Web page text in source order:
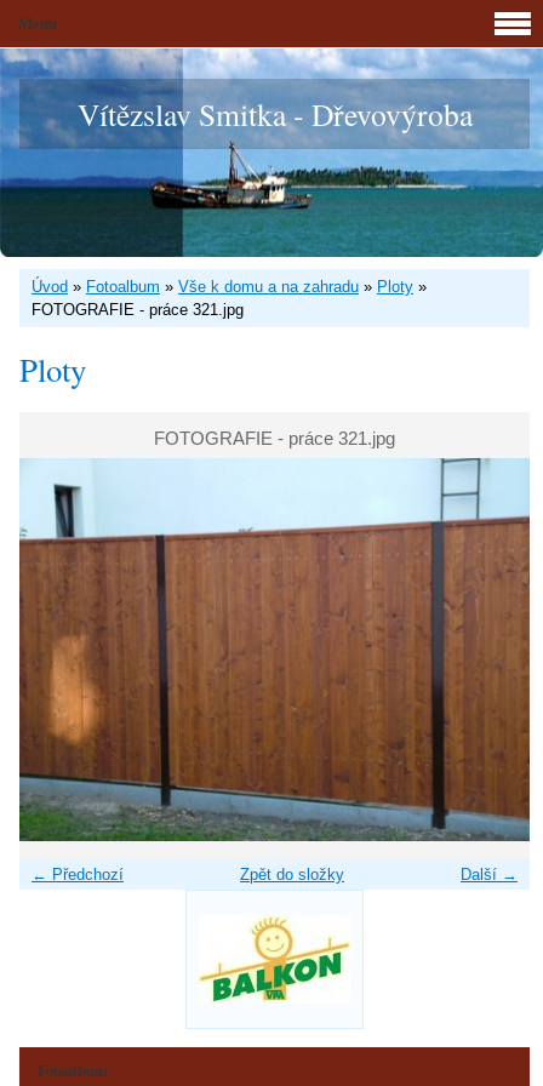
Vítězslav Smitka - Dřevovýroba
Úvod » Fotoalbum » Vše k domu a na zahradu » Ploty »
FOTOGRAFIE - práce 321.jpg
Ploty
FOTOGRAFIE - práce 321.jpg
← Předchozí Další →
Zpět do složky
Menu
Fotoalbum